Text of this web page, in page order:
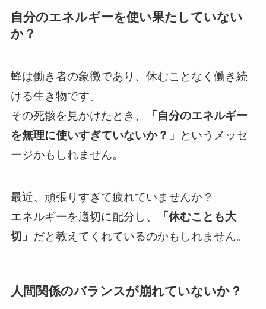
自分のエネルギーを使い果たしていない
か？
蜂は働き者の象徴であり、休むことなく働き続
ける生き物です。
その死骸を見かけたとき、
「自分のエネルギー
を無理に使いすぎていないか？」
というメッセ
ージかもしれません。
最近、頑張りすぎて疲れていませんか？
エネルギーを適切に配分し、
「休むことも大
切」 だと教えてくれているのかもしれません。
人間関係のバランスが崩れていないか？